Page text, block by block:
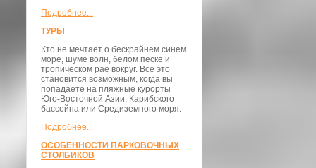
Подробнее...
ТУРЫ
Кто не мечтает о бескрайнем синем
море, шуме волн, белом песке и
тропическом рае вокруг. Все это
становится возможным, когда вы
попадаете на пляжные курорты
Юго-Восточной Азии, Карибского
бассейна или Средиземного моря.
Подробнее...
ОСОБЕННОСТИ ПАРКОВОЧНЫХ
СТОЛБИКОВ